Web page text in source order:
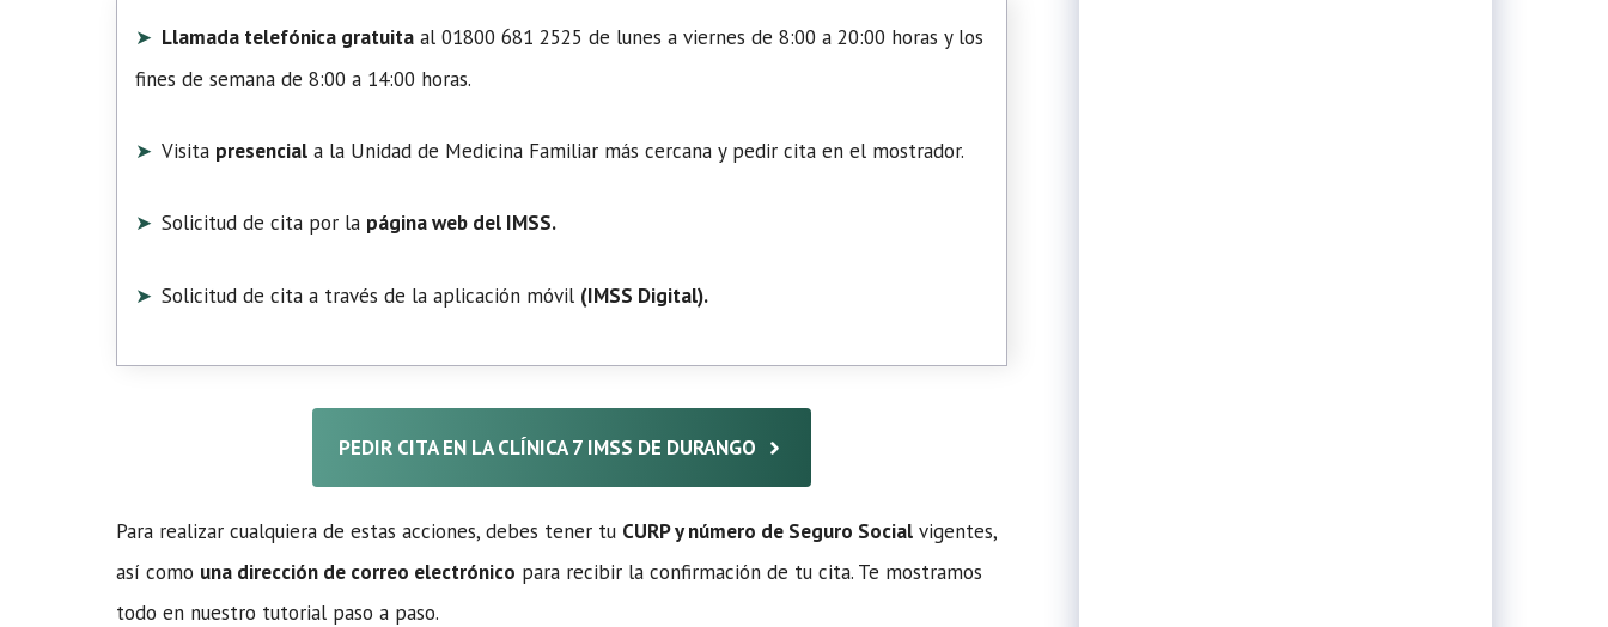
Llamada telefónica gratuita al 01800 681 2525 de lunes a viernes de 8:00 a 20:00 horas y los
fines de semana de 8:00 a 14:00 horas.
Visita presencial a la Unidad de Medicina Familiar más cercana y pedir cita en el mostrador.
Solicitud de cita por la página web del IMSS.
Solicitud de cita a través de la aplicación móvil (IMSS Digital).
PEDIR CITA EN LA CLÍNICA 7 IMSS DE DURANGO
Para realizar cualquiera de estas acciones, debes tener tu CURP y número de Seguro Social vigentes,
así como una dirección de correo electrónico para recibir la confirmación de tu cita. Te mostramos
todo en nuestro tutorial paso a paso.